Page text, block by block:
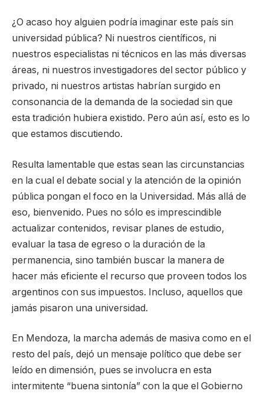
¿O acaso hoy alguien podría imaginar este país sin
universidad pública? Ni nuestros científicos, ni
nuestros especialistas ni técnicos en las más diversas
áreas, ni nuestros investigadores del sector público y
privado, ni nuestros artistas habrían surgido en
consonancia de la demanda de la sociedad sin que
esta tradición hubiera existido. Pero aún así, esto es lo
que estamos discutiendo.
Resulta lamentable que estas sean las circunstancias
en la cual el debate social y la atención de la opinión
pública pongan el foco en la Universidad. Más allá de
eso, bienvenido. Pues no sólo es imprescindible
actualizar contenidos, revisar planes de estudio,
evaluar la tasa de egreso o la duración de la
permanencia, sino también buscar la manera de
hacer más eficiente el recurso que proveen todos los
argentinos con sus impuestos. Incluso, aquellos que
jamás pisaron una universidad.
En Mendoza, la marcha además de masiva como en el
resto del país, dejó un mensaje político que debe ser
leído en dimensión, pues se involucra en esta
intermitente “buena sintonía” con la que el Gobierno